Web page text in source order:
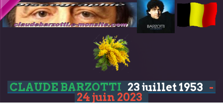
CLAUDE BARZOTTI 23 juillet 1953 -
24 juin 2023